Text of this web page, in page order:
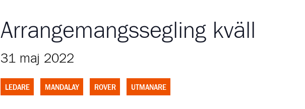
Arrangemangssegling kväll
31 maj 2022
LEDARE MANDALAY ROVER UTMANARE